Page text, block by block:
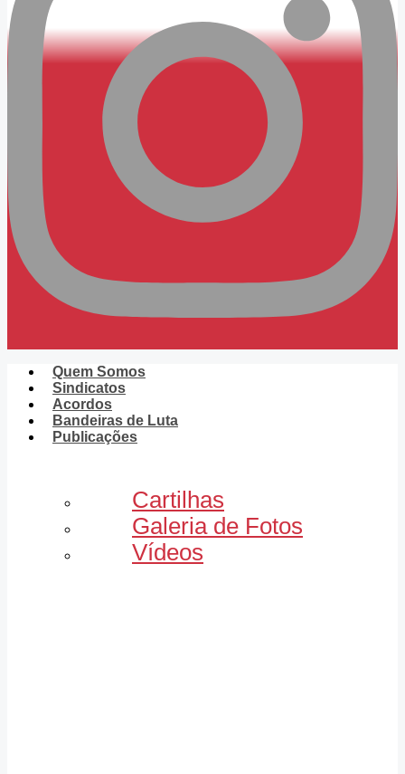
Quem Somos
Sindicatos
Acordos
Bandeiras de Luta
Publicações
Cartilhas
Galeria de Fotos
Vídeos